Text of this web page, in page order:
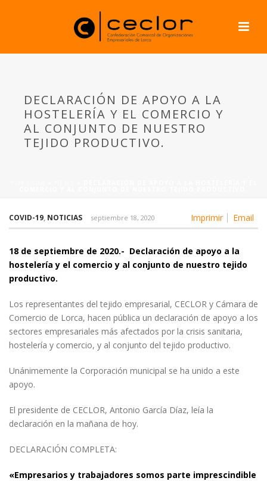
DECLARACIÓN DE APOYO A LA
HOSTELERÍA Y EL COMERCIO Y
AL CONJUNTO DE NUESTRO
TEJIDO PRODUCTIVO.
Imprimir Email
COVID-19, NOTICIAS septiembre 18, 2020
18 de septiembre de 2020.- Declaración de apoyo a la
hostelería y el comercio y al conjunto de nuestro tejido
productivo.
Los representantes del tejido empresarial, CECLOR y Cámara de
Comercio de Lorca, hacen pública un declaración de apoyo a los
sectores empresariales más afectados por la crisis sanitaria,
hostelería y comercio, y al conjunto del tejido productivo.
Unánimemente la Corporación municipal se ha unido a este
apoyo.
El presidente de CECLOR, Antonio García Díaz, leía la
declaración en la mañana de hoy.
DECLARACIÓN COMPLETA:
«Empresarios y trabajadores somos parte imprescindible